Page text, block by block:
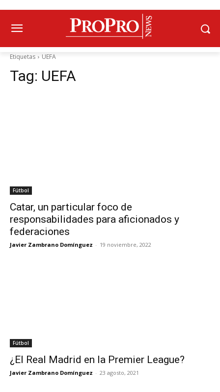
Etiquetas UEFA
Tag: UEFA
Fútbol
Catar, un particular foco de
responsabilidades para aficionados y
federaciones
Javier Zambrano Domínguez - 19 noviembre, 2022
Fútbol
¿El Real Madrid en la Premier League?
Javier Zambrano Domínguez - 23 agosto, 2021